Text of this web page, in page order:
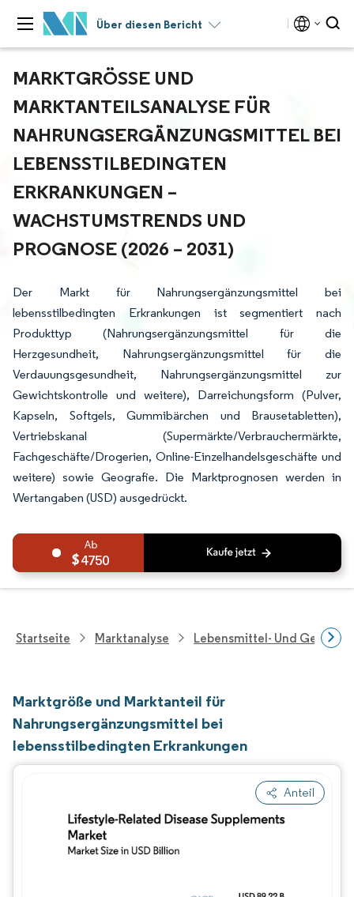
Über diesen Bericht
MARKTGRÖSSE UND M
ARKTANTEILSANALYSE FÜR N
AHRUNGSERGÄNZUNGSMITTEL BEI L
EBENSSTILBEDINGTEN E
RKRANKUNGEN – W
ACHSTUMSTRENDS UND P
ROGNOSE (2026 – 2031)
Der Markt für Nahrungsergänzungsmittel bei
lebensstilbedingten Erkrankungen ist segmentiert nach
Produkttyp (Nahrungsergänzungsmittel für die
Herzgesundheit, Nahrungsergänzungsmittel für die
Verdauungsgesundheit, Nahrungsergänzungsmittel zur
Gewichtskontrolle und weitere), Darreichungsform (Pulver,
Kapseln, Softgels, Gummibärchen und Brausetabletten),
Vertriebskanal (Supermärkte/Verbrauchermärkte,
Fachgeschäfte/Drogerien, Online-Einzelhandelsgeschäfte und
weitere) sowie Geografie. Die Marktprognosen werden in
Wertangaben (USD) ausgedrückt.
4750
Startseite Marktanalyse Lebensmittel- Und
Marktgröße und Marktanteil für
Nahrungsergänzungsmittel bei
lebensstilbedingten Erkrankungen
Anteil